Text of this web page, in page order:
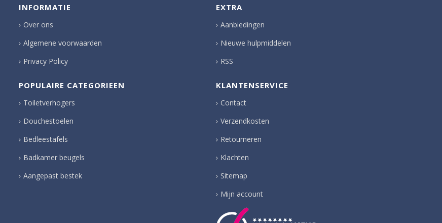
EXTRA
Aanbiedingen
Nieuwe hulpmiddelen
RSS
KLANTENSERVICE
Contact
Verzendkosten
Retourneren
Klachten
Sitemap
Mijn account
INFORMATIE
Over ons
Algemene voorwaarden
Privacy Policy
POPULAIRE CATEGORIEEN
Toiletverhogers
Douchestoelen
Bedleestafels
Badkamer beugels
Aangepast bestek